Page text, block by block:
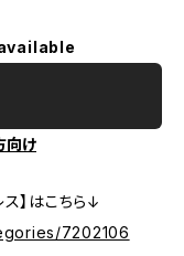
向け
ス】はこちら↓
7202106